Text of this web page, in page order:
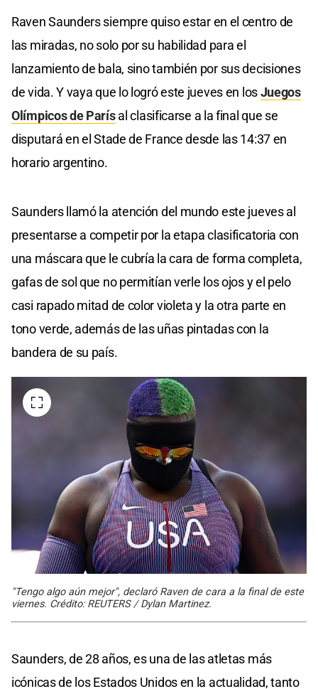
Raven Saunders siempre quiso estar en el centro de
las miradas, no solo por su habilidad para el
lanzamiento de bala, sino también por sus decisiones
de vida. Y vaya que lo logró este jueves en losJuegos
Olímpicos de Parísal clasificarse a la final que se
disputará en el Stade de France desde las 14:37 en
horario argentino.
Saunders llamó la atención del mundo este jueves al
presentarse a competir por la etapa clasificatoria con
una máscara que le cubría la cara de forma completa,
gafas de sol que no permitían verle los ojos y el pelo
casi rapado mitad de color violeta y la otra parte en
tono verde, además de las uñas pintadas con la
bandera de su país.
"Tengo algo aún mejor", declaró Raven de cara a la final de este
viernes. Crédito: REUTERS / Dylan Martinez.
Saunders, de 28 años, es una de las atletas más
icónicas de los Estados Unidos en la actualidad, tanto